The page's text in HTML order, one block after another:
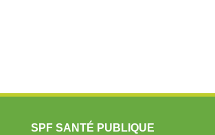
SPF SANTÉ PUBLIQUE